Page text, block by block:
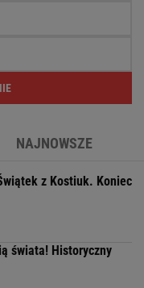
NAJNOWSZE
z Kostiuk. Koniec
świata! Historyczny